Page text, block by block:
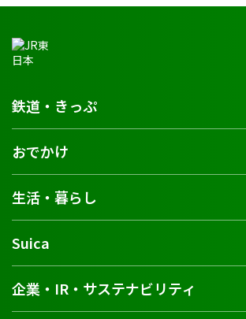
鉄道・きっぷ
おでかけ
生活・暮らし
Suica
企業・IR・サステナビリティ